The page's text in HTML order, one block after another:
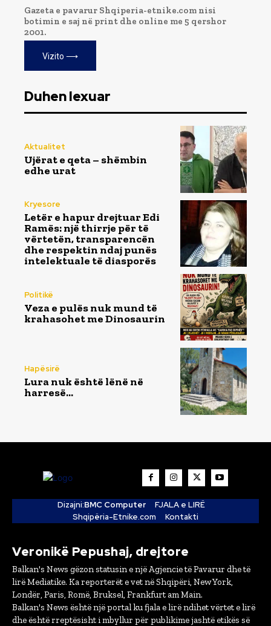
Gazeta e pavarur Shqiperia-etnike.com nisi
botimin e saj në print dhe online me 5 qershor
2001.
Vizito ⟶
Duhen lexuar
Aktualitet
Ujërat e qeta – shëmbin
edhe urat
Kryesore
Letër e hapur drejtuar Edi
Ramës: një thirrje për të
vërtetën, transparencën
dhe respektin ndaj punës
intelektuale të diasporës
Politikë
Veza e pulës nuk mund të
krahasohet me Dinosaurin
Hapësirë
Lura nuk është lënë në
harresë…
Dizajni:BMC Computer
FJALA e LIRË
Shqipëria-Etnike.com
Kontakti
Veronikë Pepushaj, drejtore
Balkan's News gëzon statusin e një Agjencie të Pavarur dhe të
lirë Mediatike. Ka reporterët e vet në Shqipëri, New York,
Londër, Paris, Romë, Bruksel, Frankfurt am Main.
Balkan's News është një portal ku fjala e lirë ndihet vërtet e lirë
dhe është rreptësisht i mbyllur për publikime jashtë etikës së